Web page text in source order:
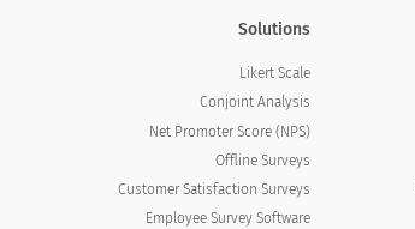
Solutions
Likert Scale
Conjoint Analysis
Net Promoter Score (NPS)
Offline Surveys
Customer Satisfaction Surveys
Employee Survey Software